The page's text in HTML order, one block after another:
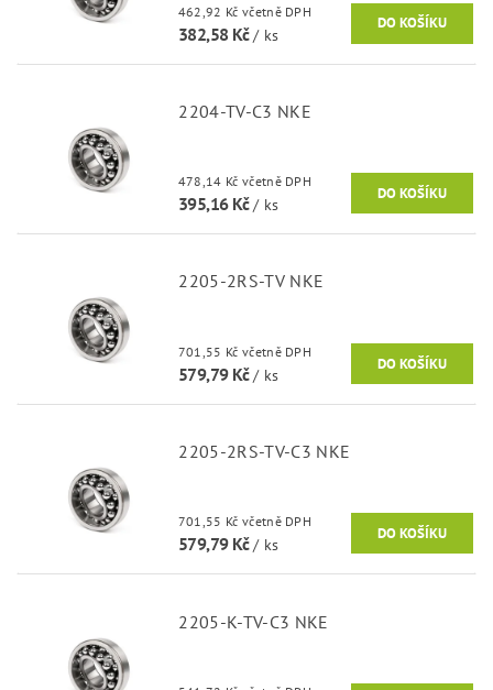
462,92 Kč včetně DPH
382,58 Kč/ ks
2204-TV-C3 NKE
478,14 Kč včetně DPH
395,16 Kč/ ks
2205-2RS-TV NKE
701,55 Kč včetně DPH
579,79 Kč/ ks
2205-2RS-TV-C3 NKE
701,55 Kč včetně DPH
579,79 Kč/ ks
2205-K-TV-C3 NKE